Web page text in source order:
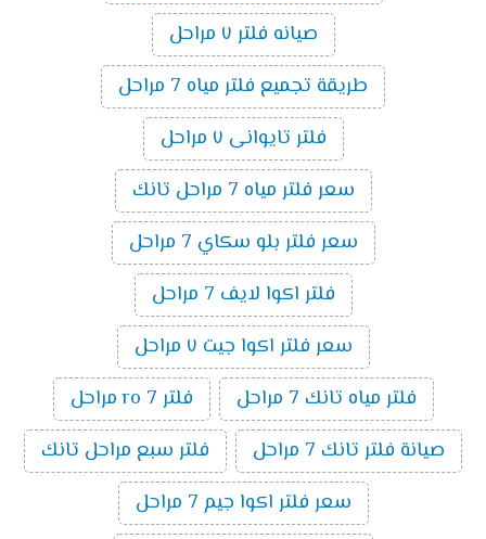
صيانه فلتر ٧ مراحل
طريقة تجميع فلتر مياه 7 مراحل
فلتر تايوانى ٧ مراحل
سعر فلتر مياه 7 مراحل تانك
سعر فلتر بلو سكاي 7 مراحل
فلتر اكوا لايف 7 مراحل
سعر فلتر اكوا جيت ٧ مراحل
فلتر مياه تانك 7 مراحل
فلتر ro 7 مراحل
صيانة فلتر تانك 7 مراحل
فلتر سبع مراحل تانك
سعر فلتر اكوا جيم 7 مراحل